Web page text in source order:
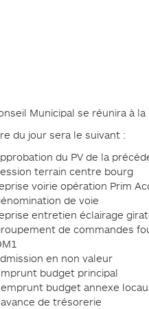
Municipal se réunira à la
du jour sera le suivant :
du PV de la
terrain centre bourg
voirie opération Prim
de voie
entretien éclairage
de commandes
en non valeur
budget principal
budget annexe
de trésorerie